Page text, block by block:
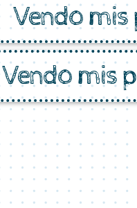
Vendo
Vendo mis